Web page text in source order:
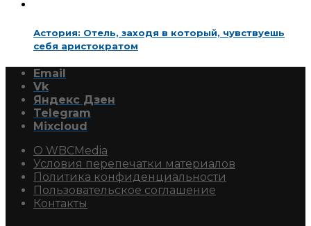
Астория: Отель, заходя в который, чувствуешь
себя аристократом
Email
Vk
Яндекс Дзен
Telegram
Mixcloud
О WBCMedia
Условия перепечатки материалов
Политика конфиденциальности
Пользовательское соглашение
Контакты